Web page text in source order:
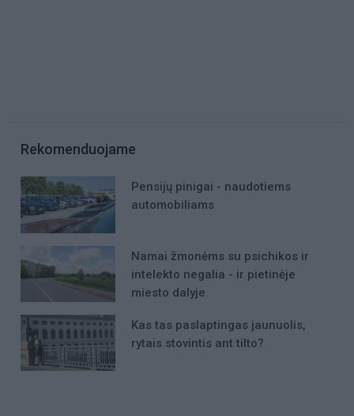
Rekomenduojame
Pensijų pinigai - naudotiems
automobiliams
Namai žmonėms su psichikos ir
intelekto negalia - ir pietinėje
miesto dalyje
Kas tas paslaptingas jaunuolis,
rytais stovintis ant tilto?